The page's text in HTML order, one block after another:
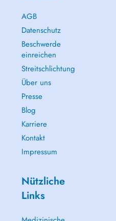
AGB
Datenschutz
Beschwerde
einreichen
Streitschlichtung
Über uns
Presse
Blog
Karriere
Kontakt
Impressum
Nützliche
Links